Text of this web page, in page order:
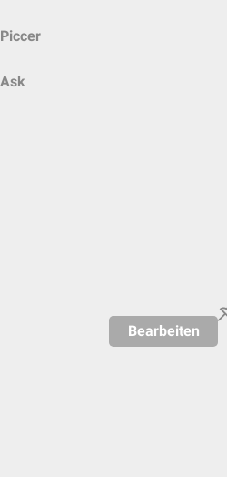
Piccer
Ask
Bearbeiten